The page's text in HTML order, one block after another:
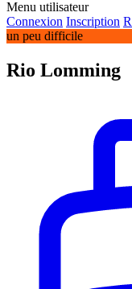
Menu utilisateur
Connexion Inscription
un peu difficile
Rio Lomming